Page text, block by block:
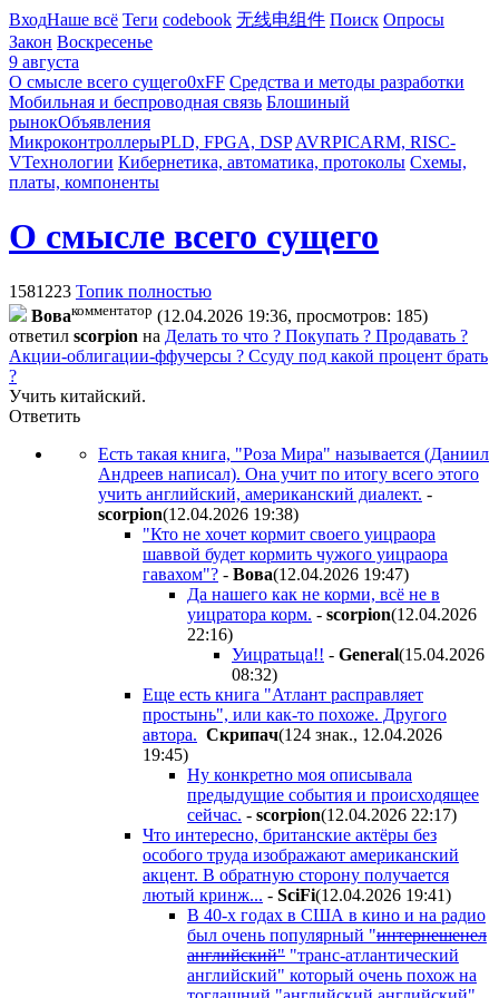
ВходНаше всё Теги codebook 无线电组件 Поиск Опросы
Закон Воскресенье
9 августа
О смысле всего сущего0xFF Средства и методы разработки
Мобильная и беспроводная связь Блошиный
рынокОбъявления
МикроконтроллерыPLD, FPGA, DSP AVRPICARM, RISC-
VТехнологии Кибернетика, автоматика, протоколы Схемы,
платы, компоненты
О смысле всего сущего
1581223 Топик полностью
Boвaкомментатор (12.04.2026 19:36, просмотров: 185)
ответил scorpion на Делать то что ? Покупать ? Продавать ?
Акции-облигации-ффучерсы ? Ссуду под какой процент брать
?
Учить китайский.
Ответить
Есть такая книга, "Роза Мира" называется (Даниил
Андреев написал). Она учит по итогу всего этого
учить английский, американский диалект. -
scorpion(12.04.2026 19:38)
"Кто не хочет кормит своего уицраора
шаввой будет кормить чужого уицраора
гавахом"? - Boвa(12.04.2026 19:47)
Да нашего как не корми, всё не в
уицратора корм. - scorpion(12.04.2026
22:16)
Уицратьца!! - General(15.04.2026
08:32)
Еще есть книга "Атлант расправляет
простынь", или как-то похоже. Другого
автора. Cкpипaч(124 знак., 12.04.2026
19:45)
Ну конкретно моя описывала
предыдущие события и происходящее
сейчас. - scorpion(12.04.2026 22:17)
Что интересно, британские актёры без
особого труда изображают американский
акцент. В обратную сторону получается
лютый кринж... - SciFi(12.04.2026 19:41)
В 40-х годах в США в кино и на радио
был очень популярный "интернешенел
английский" "транс-атлантический
английский" который очень похож на